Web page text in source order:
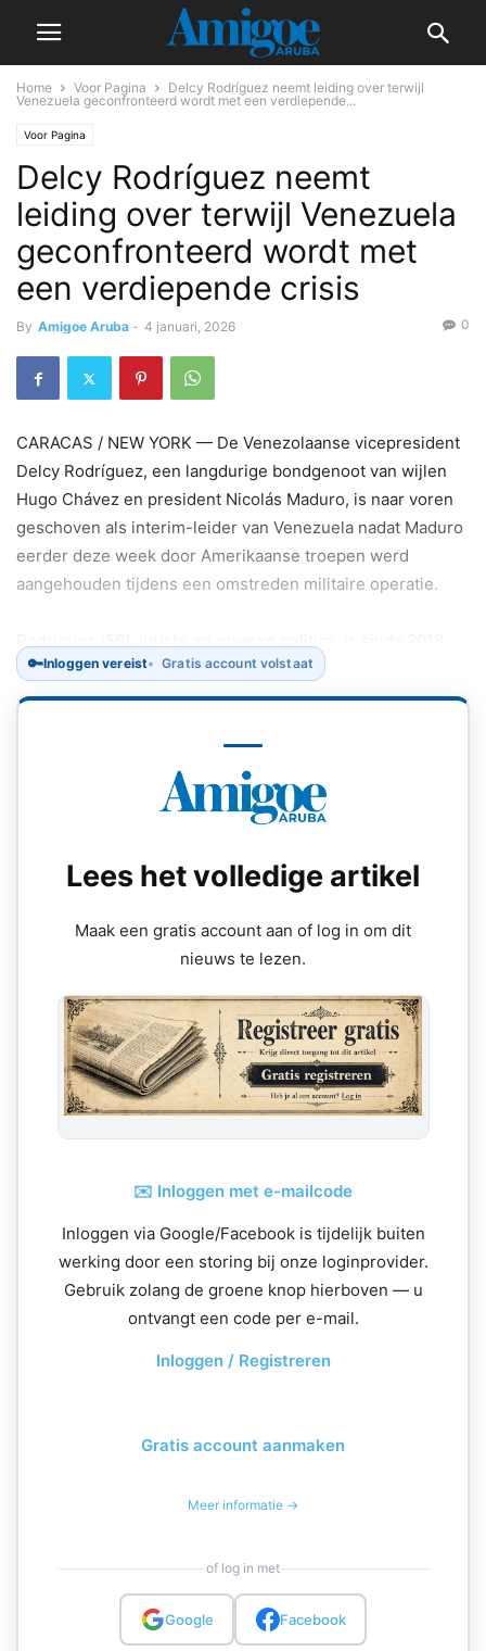
Home Voor Pagina
Delcy Rodríguez neemt leiding over terwijl
Venezuela geconfronteerd wordt met een verdiepende...
Voor Pagina
Delcy Rodríguez neemt
leiding over terwijl Venezuela
geconfronteerd wordt met
een verdiepende crisis
By Amigoe Aruba - 4 januari, 2026 0
CARACAS / NEW YORK — De Venezolaanse vicepresident
Delcy Rodríguez, een langdurige bondgenoot van wijlen
Hugo Chávez en president Nicolás Maduro, is naar voren
geschoven als interim-leider van Venezuela nadat Maduro
eerder deze week door Amerikaanse troepen werd
aangehouden tijdens een omstreden militaire operatie.
vicepresident van Venezuela en bekleedde eerder
sleutelposities binnen de regering, waaronder die van
Op 4 januari 2026 gaf het Hooggerechtshof van Venezuela
opdracht aan Rodríguez om het presidentschap tijdelijk op
te waarborgen na de uitzonderlijke aanhouding van
Maduro door Amerikaanse troepen en zijn overbrenging
naar New York om daar terecht te staan voor onder meer
aanklachten in verband met drugshandel.
In toespraken die via de staatsmedia werden uitgezonden,
veroordeelde Rodríguez de Amerikaanse operatie als een
imperialistische “ontvoering” en verklaarde zij dat Maduro
nog steeds de legitieme president van Venezuela is.
🔑Inloggen vereist Gratis account volstaat
Lees het volledige artikel
Maak een gratis account aan of log in om dit
nieuws te lezen.
✉️ Inloggen met e-mailcode
Inloggen via Google/Facebook is tijdelijk buiten
werking door een storing bij onze loginprovider.
Gebruik zolang de groene knop hierboven — u
ontvangt een code per e-mail.
Inloggen / Registreren
Gratis account aanmaken
Meer informatie →
of log in met
Google Facebook